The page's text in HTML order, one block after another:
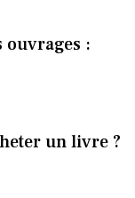
ouvrages :
un livre ?